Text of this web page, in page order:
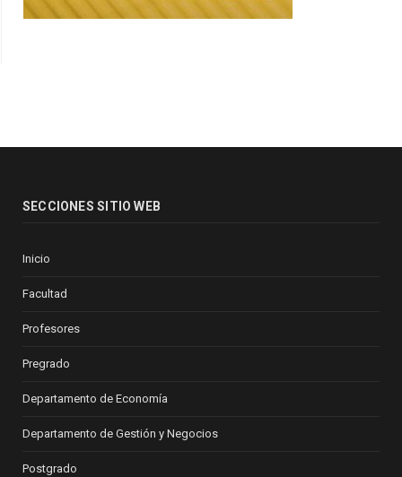
SECCIONES SITIO WEB
Inicio
Facultad
Profesores
Pregrado
Departamento de Economía
Departamento de Gestión y Negocios
Postgrado